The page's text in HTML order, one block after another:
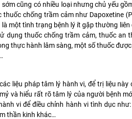
cũng có nhiều loại nhưng chủ yếu
chống trầm cảm như Dapoxetine
một tình trạng bệnh lý ít gặp thường liên
thuốc chống trầm cảm, thuốc an
thực hành lâm sàng, một số thuốc
liệu pháp tâm lý hành vi, để trị liệu này
và hiểu rất rõ tâm lý của người bệnh
vi để điều chỉnh hành vi tình dục
thần kinh khác…